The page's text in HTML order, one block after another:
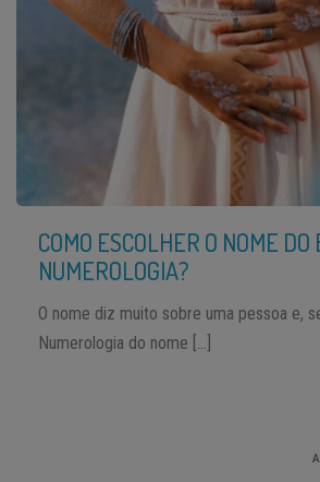
COMO ESCOLHER O NOME
NUMEROLOGIA?
O nome diz muito sobre uma pessoa e,
Numerologia do nome […]